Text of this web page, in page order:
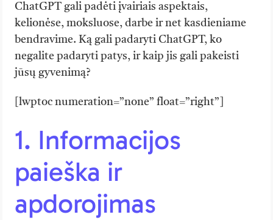
ChatGPT gali padėti įvairiais aspektais,
kelionėse, moksluose, darbe ir net kasdieniame
bendravime. Ką gali padaryti ChatGPT, ko
negalite padaryti patys, ir kaip jis gali pakeisti
jūsų gyvenimą?
[lwptoc numeration=”none” float=”right”]
1. Informacijos
paieška ir
apdorojimas